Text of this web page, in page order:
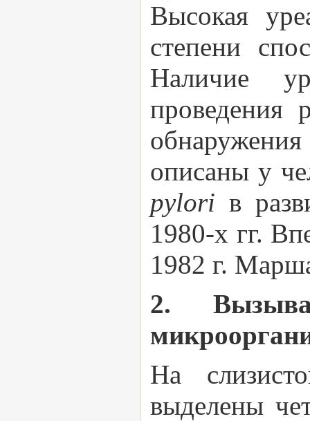
Высокая
степени
Наличие
проведения
описаны у
pyloriв
1980-х гг.
1982 г.
2.
На
выделены